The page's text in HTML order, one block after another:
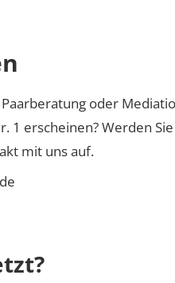
oder
1 erscheinen? Werden
mit uns auf.